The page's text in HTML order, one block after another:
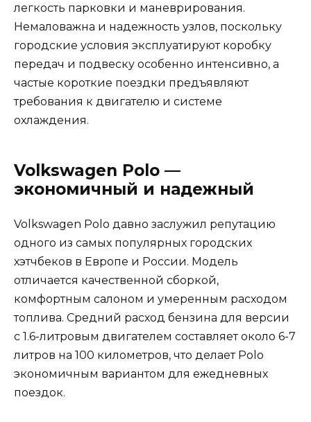
легкость парковки и маневрирования.
Немаловажна и надежность узлов, поскольку
городские условия эксплуатируют коробку
передач и подвеску особенно интенсивно, а
частые короткие поездки предъявляют
требования к двигателю и системе
охлаждения.
Volkswagen Polo —
экономичный и надежный
Volkswagen Polo давно заслужил репутацию
одного из самых популярных городских
хэтчбеков в Европе и России. Модель
отличается качественной сборкой,
комфортным салоном и умеренным расходом
топлива. Средний расход бензина для версии
с 1.6-литровым двигателем составляет около 6-7
литров на 100 километров, что делает Polo
экономичным вариантом для ежедневных
поездок.